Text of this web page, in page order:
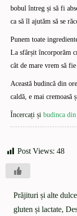
bobul întreg și să fi
ca să îl ajutăm să se
Punem toate
La sfârșit încorporăm
cât de mare vrem să
Această budincă din
caldă, e mai cremoasă
Încercați șibudinca
Post Views: 48
Prăjituri și alte
gluten și lactate,